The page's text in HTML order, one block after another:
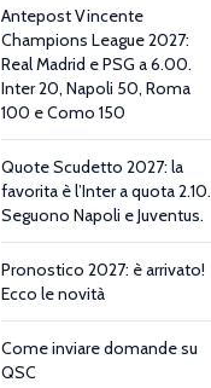
Antepost Vincente
Champions League 2027:
Real Madrid e PSG a 6.00.
Inter 20, Napoli 50, Roma
100 e Como 150
Quote Scudetto 2027: la
favorita è l’Inter a quota 2.10.
Seguono Napoli e Juventus.
Pronostico 2027: è arrivato!
Ecco le novità
Come inviare domande su
QSC